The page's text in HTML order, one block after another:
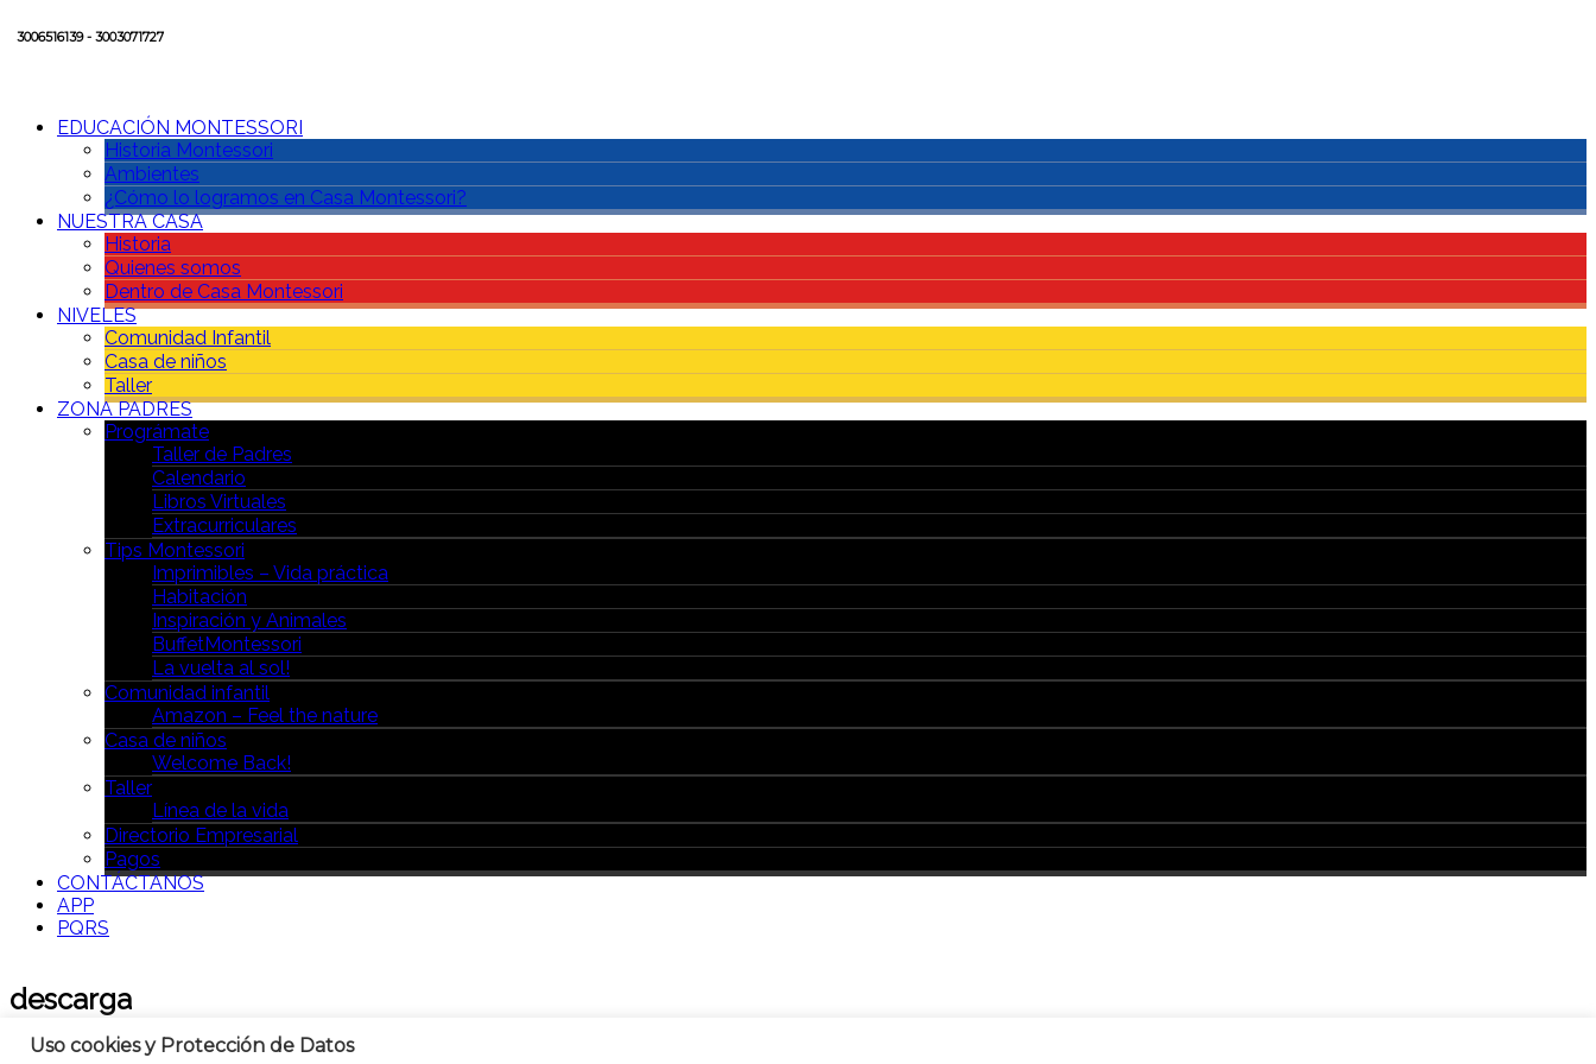
3006516139 - 3003071727
EDUCACIÓN MONTESSORI
Historia Montessori
Ambientes
¿Cómo lo logramos en Casa Montessori?
NUESTRA CASA
Historia
Quienes somos
Dentro de Casa Montessori
NIVELES
Comunidad Infantil
Casa de niños
Taller
ZONA PADRES
Prográmate
Taller de Padres
Calendario
Libros Virtuales
Extracurriculares
Tips Montessori
Imprimibles – Vida práctica
Habitación
Inspiración y Animales
BuffetMontessori
La vuelta al sol!
Comunidad infantil
Amazon – Feel the nature
Casa de niños
Welcome Back!
Taller
Línea de la vida
Directorio Empresarial
Pagos
CONTÁCTANOS
APP
PQRS
descarga
Uso cookies y Protección de Datos